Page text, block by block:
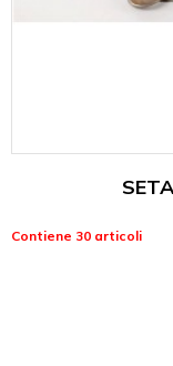
Contiene 30 articoli